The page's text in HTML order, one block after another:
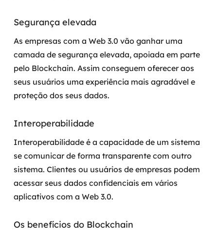
Segurança elevada
As empresas com a Web 3.0 vão ganhar uma
camada de segurança elevada, apoiada em parte
pelo Blockchain. Assim conseguem oferecer aos
seus usuários uma experiência mais agradável e
proteção dos seus dados.
Interoperabilidade
Interoperabilidade é a capacidade de um sistema
se comunicar de forma transparente com outro
sistema. Clientes ou usuários de empresas podem
acessar seus dados confidenciais em vários
aplicativos com a Web 3.0.
Os benefícios do Blockchain